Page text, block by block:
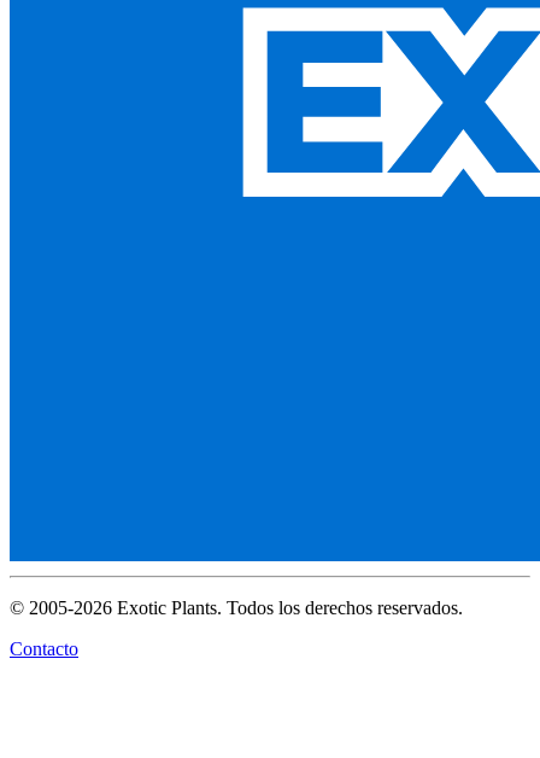
© 2005-2026 Exotic Plants. Todos los derechos reservados.
Contacto